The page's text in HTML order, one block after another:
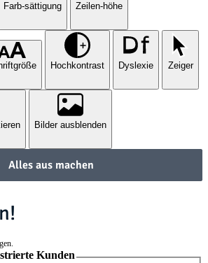
Farb-sättigung Zeilen-höhe
Hochkontrast Dyslexie Zeiger
Bilder ausblenden
Alles aus machen
Kunden